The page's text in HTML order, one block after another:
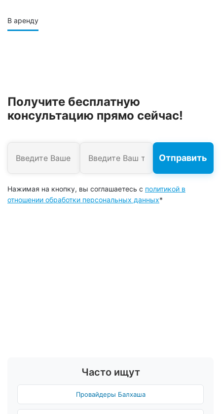
В аренду
Получите бесплатную
консультацию прямо сейчас!
Нажимая на кнопку, вы соглашаетесь с политикой в
отношении обработки персональных данных*
Часто ищут
Провайдеры Балхаша